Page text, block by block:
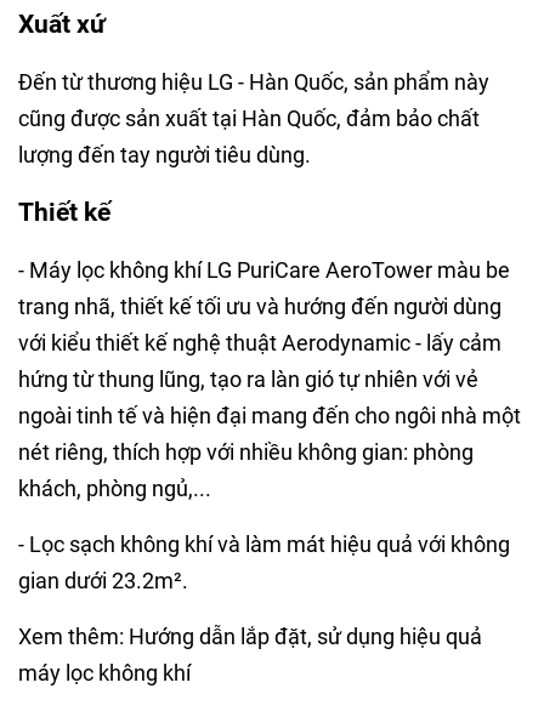
Xuất xứ
Đến từ thương hiệu LG - Hàn Quốc, sản phẩm này
cũng được sản xuất tại Hàn Quốc, đảm bảo chất
lượng đến tay người tiêu dùng.
Thiết kế
- Máy lọc không khí LG PuriCare AeroTower màu be
trang nhã, thiết kế tối ưu và hướng đến người dùng
với kiểu thiết kế nghệ thuật Aerodynamic - lấy cảm
hứng từ thung lũng, tạo ra làn gió tự nhiên với vẻ
ngoài tinh tế và hiện đại mang đến cho ngôi nhà một
nét riêng, thích hợp với nhiều không gian: phòng
khách, phòng ngủ,...
- Lọc sạch không khí và làm mát hiệu quả với không
gian dưới 23.2m².
Xem thêm: Hướng dẫn lắp đặt, sử dụng hiệu quả
máy lọc không khí